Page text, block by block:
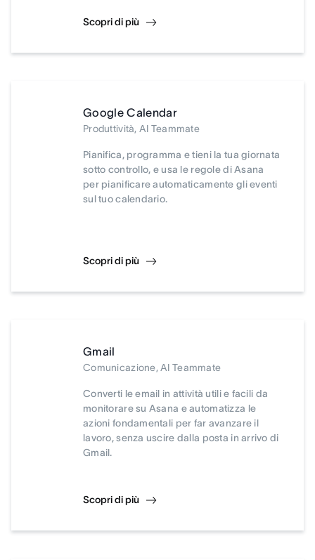
Scopri di più
Google Calendar
Produttività, AI Teammate
Pianifica, programma e tieni la tua giornata
sotto controllo, e usa le regole di Asana
per pianificare automaticamente gli eventi
sul tuo calendario.
Scopri di più
Gmail
Comunicazione, AI Teammate
Converti le email in attività utili e facili da
monitorare su Asana e automatizza le
azioni fondamentali per far avanzare il
lavoro, senza uscire dalla posta in arrivo di
Gmail.
Scopri di più